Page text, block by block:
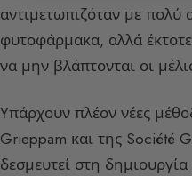
αντιμετωπιζόταν με πολύ
φυτοφάρμακα, αλλά
να μην βλάπτονται οι
Υπάρχουν πλέον νέες
Grieppam και της Société
δεσμευτεί στη